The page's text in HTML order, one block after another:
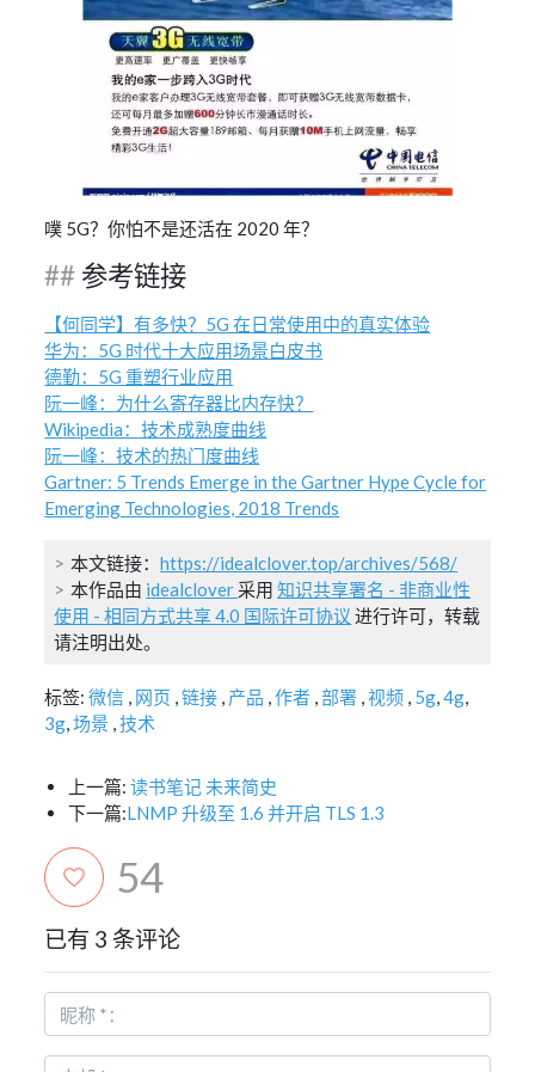
噗 5G？你怕不是还活在 2020 年？
参考链接
【何同学】有多快？5G 在日常使用中的真实体验
华为：5G 时代十大应用场景白皮书
德勤：5G 重塑行业应用
阮一峰：为什么寄存器比内存快？
Wikipedia：技术成熟度曲线
阮一峰：技术的热门度曲线
Gartner: 5 Trends Emerge in the Gartner Hype Cycle for
Emerging Technologies, 2018 Trends
本文链接：https://idealclover.top/archives/568/
本作品由 idealclover 采用知识共享署名 - 非商业性
使用 - 相同方式共享 4.0 国际许可协议 进行许可，转载
请注明出处。
标签:微信 , 网页 ,链接 , 产品 ,作者 ,部署 ,视频 , 5g,4g,
3g,场景 ,技术
上一篇: 读书笔记 未来简史
下一篇:LNMP 升级至 1.6 并开启 TLS 1.3
54
已有 3 条评论